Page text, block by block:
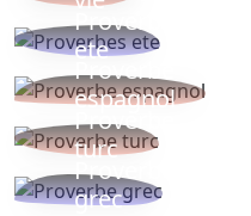
Proverbes
ete
Proverbe
espagnol
Proverbe
turc
Proverbe
grec